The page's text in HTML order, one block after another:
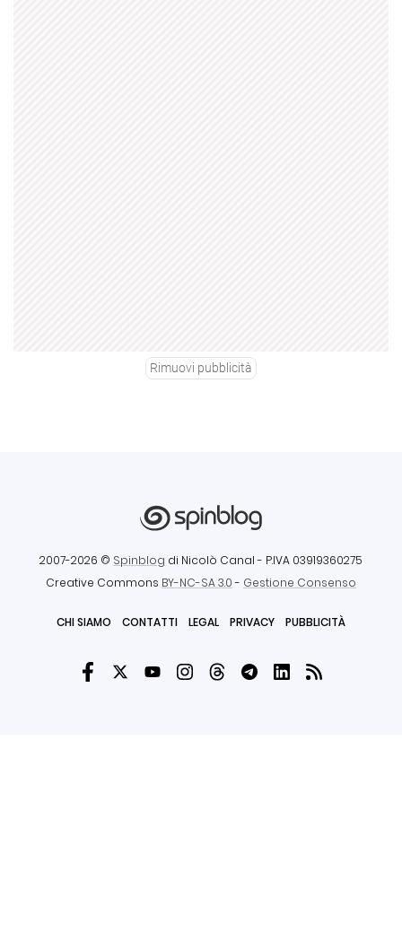
Rimuovi pubblicità
2007-2026 © Spinblog di Nicolò Canal - P.IVA 03919360275
Creative Commons BY-NC-SA 3.0- Gestione Consenso
CHI SIAMO CONTATTI LEGAL PRIVACY PUBBLICITÀ